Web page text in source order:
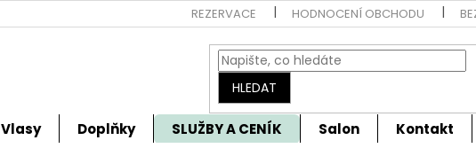
REZERVACE HODNOCENÍ OBCHODU
HLEDAT
Vlasy Doplňky SLUŽBY A CENÍK Salon Kontakt